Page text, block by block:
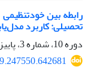
رابطه بین
تحصیلی: کاربرد
دوره 10، شماره 3، پاییز 1398، صفحه